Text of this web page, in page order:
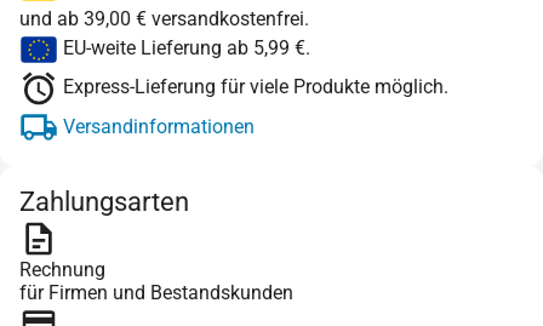
und ab 39,00 € versandkostenfrei.
EU-weite Lieferung ab 5,99 €.
Express-Lieferung für viele Produkte möglich.
Versandinformationen
Zahlungsarten
Rechnung
für Firmen und Bestandskunden